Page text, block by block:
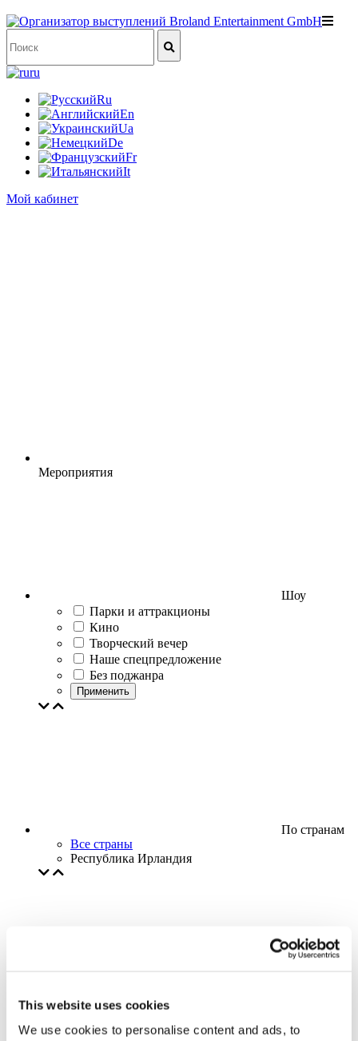
This website uses cookies
We use cookies to personalise content and ads, to
ru
Ru
En
Ua
De
Fr
It
Мой кабинет
Мероприятия
Шоу
Парки и аттракционы
Кино
Творческий вечер
Наше спецпредложение
Без поджанра
Применить
По странам
Все страны
Республика Ирландия